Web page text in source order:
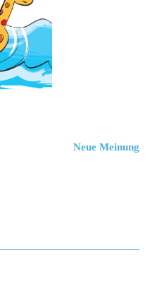
Neue Meinung